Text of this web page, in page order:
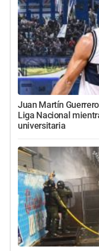
Juan Martín
Liga Nacional
universitaria